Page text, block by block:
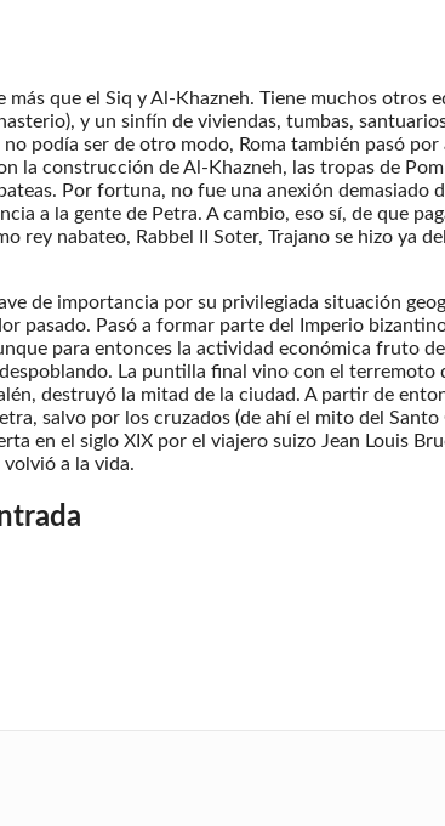
más que el Siq y Al-Khazneh. Tiene muchos otros
y un sinfín de viviendas, tumbas,
podía ser de otro modo, Roma también pasó por
la construcción de Al-Khazneh, las tropas de
Por fortuna, no fue una anexión demasiado
a la gente de Petra. A cambio, eso sí, de que
rey nabateo, Rabbel II Soter, Trajano se hizo ya
de importancia por su privilegiada situación
pasado. Pasó a formar parte del Imperio
para entonces la actividad económica fruto
La puntilla final vino con el terremoto
destruyó la mitad de la ciudad. A partir de
salvo por los cruzados (de ahí el mito del
en el siglo XIX por el viajero suizo Jean Louis
a la vida.